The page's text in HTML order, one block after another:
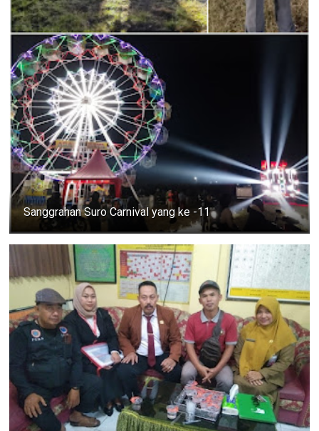
Sanggrahan Suro Carnival yang ke -11